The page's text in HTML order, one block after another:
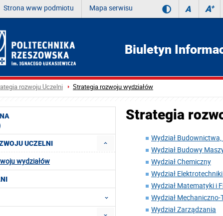
Strona www podmiotu Mapa serwisu A A+
Biuletyn
rozwoju Uczelni Strategia rozwoju wydziałów
Strategia
Wydział
Wydział Budowy
Wydział Chemiczny
Wydział
Wydział Matematyki i
Wydział
Wydział Zarządzania
UCZELNI
wydziałów